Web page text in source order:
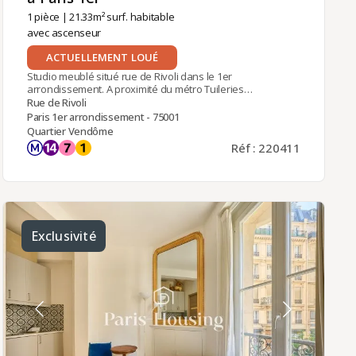
1 pièce | 21.33m² surf. habitable
avec ascenseur
ACTUELLEMENT LOUÉ
Studio meublé situé rue de Rivoli dans le 1er
arrondissement. A proximité du métro Tuileries
(ligne 1). Dans un immeuble ancien en Pierre de
Taille, au 6ème étage avec ascenseur jusqu'au
5ème étage. Le studio comprend : une pièce de
vie avec lit double, une cuisine séparée
entièrement équipée, une salle d'eau avec WC.
Rue de Rivoli
Paris 1er arrondissement - 75001
Quartier Vendôme
Réf : 220411
Exclusivité